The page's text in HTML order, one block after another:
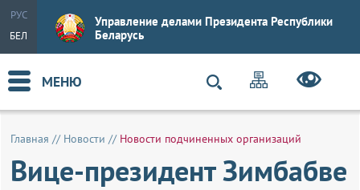
РУС
БЕЛ
Управление делами Президента Республики
Беларусь
МЕНЮ
Главная // Новости // Новости подчиненных организаций
Вице-президент Зимбабве